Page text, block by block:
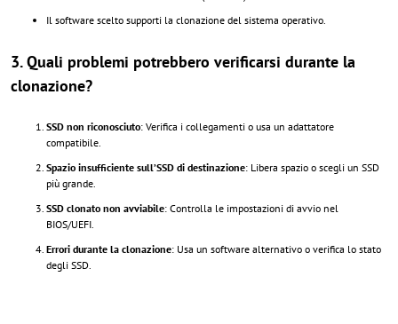
Il software scelto supporti la clonazione del sistema operativo.
3. Quali problemi potrebbero verificarsi durante la
clonazione?
SSD non riconosciuto: Verifica i collegamenti o usa un adattatore
compatibile.
Spazio insufficiente sull’SSD di destinazione: Libera spazio o scegli un SSD
più grande.
SSD clonato non avviabile: Controlla le impostazioni di avvio nel
BIOS/UEFI.
Errori durante la clonazione: Usa un software alternativo o verifica lo stato
degli SSD.